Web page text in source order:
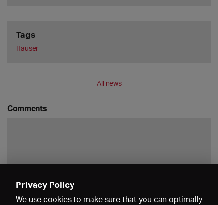
Tags
Häuser
All news
Comments
Privacy Policy
We use cookies to make sure that you can optimally